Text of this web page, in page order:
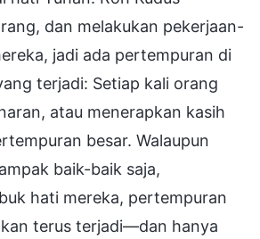
dan melakukan pekerjaan-
jadi ada pertempuran di
terjadi: Setiap kali orang
atau menerapkan kasih
besar. Walaupun
baik-baik saja,
hati mereka, pertempuran
terus terjadi—dan hanya